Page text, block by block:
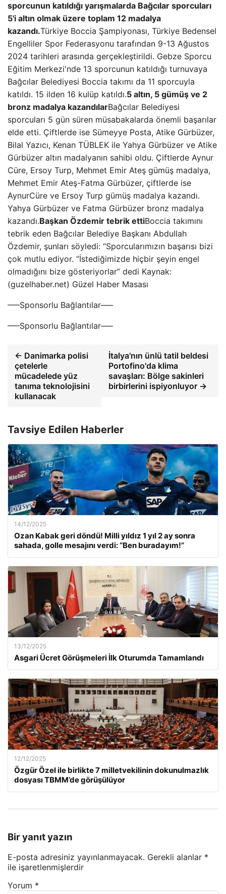
sporcunun katıldığı yarışmalarda Bağcılar sporcuları
5'i altın olmak üzere toplam 12 madalya
kazandı.Türkiye Boccia Şampiyonası, Türkiye Bedensel
Engelliler Spor Federasyonu tarafından 9-13 Ağustos
2024 tarihleri ​​arasında gerçekleştirildi. Gebze Sporcu
Eğitim Merkezi'nde 13 sporcunun katıldığı turnuvaya
Bağcılar Belediyesi Boccia takımı da 11 sporcuyla
katıldı. 15 ilden 16 kulüp katıldı.5 altın, 5 gümüş ve 2
bronz madalya kazandılarBağcılar Belediyesi
sporcuları 5 gün süren müsabakalarda önemli başarılar
elde etti. Çiftlerde ise Sümeyye Posta, Atike Gürbüzer,
Bilal Yazıcı, Kenan TÜBLEK ile Yahya Gürbüzer ve Atike
Gürbüzer altın madalyanın sahibi oldu. Çiftlerde Aynur
Cüre, Ersoy Turp, Mehmet Emir Ateş gümüş madalya,
Mehmet Emir Ateş-Fatma Gürbüzer, çiftlerde ise
AynurCüre ve Ersoy Turp gümüş madalya kazandı.
Yahya Gürbüzer ve Fatma Gürbüzer bronz madalya
kazandı.Başkan Özdemir tebrik ettiBoccia takımını
tebrik eden Bağcılar Belediye Başkanı Abdullah
Özdemir, şunları söyledi: “Sporcularımızın başarısı bizi
çok mutlu ediyor. “İstediğimizde hiçbir şeyin engel
olmadığını bize gösteriyorlar” dedi Kaynak:
(guzelhaber.net) Güzel Haber Masası
—–Sponsorlu Bağlantılar—–
—–Sponsorlu Bağlantılar—–
← Danimarka polisi
çetelerle
mücadelede yüz
tanıma teknolojisini
kullanacak
İtalya'nın ünlü tatil beldesi
Portofino'da klima
savaşları: Bölge sakinleri
birbirlerini ispiyonluyor →
Tavsiye Edilen Haberler
14/12/2025
Ozan Kabak geri döndü! Milli yıldız 1 yıl 2 ay sonra
sahada, golle mesajını verdi: “Ben buradayım!”
13/12/2025
Asgari Ücret Görüşmeleri İlk Oturumda Tamamlandı
12/12/2025
Özgür Özel ile birlikte 7 milletvekilinin dokunulmazlık
dosyası TBMM’de görüşülüyor
Bir yanıt yazın
E-posta adresiniz yayınlanmayacak. Gerekli alanlar *
ile işaretlenmişlerdir
Yorum *